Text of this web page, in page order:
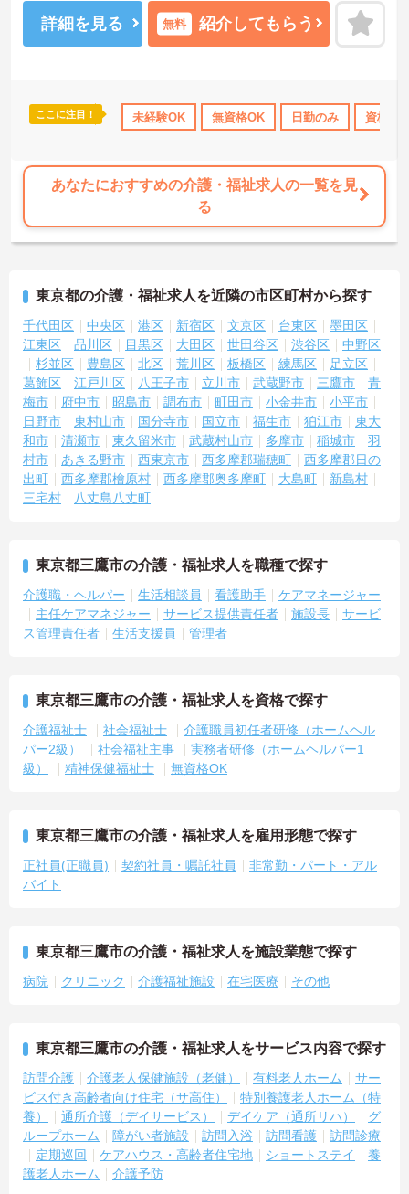
ポート 研修制度あり 産休･育休･介護休暇取得実績あり 高収
＜電動自転車でラクラク移動！身体への負担を軽減＞会社から1人1
台、専用の電動自転車が支給されます（一部例外あり）。お客様の
ご自宅への移動が快適になるだけでなく、貸与された自転車での通
す。賞与は年2回あり、資格手当や土日出勤手当も充実。キャリアパ
スも明確で、管理者へのステップアップなど、頑張りに応じて収入
詳細を見る 無料 紹介してもらう
ここに注目！ 未経験OK 無資格OK 日勤のみ 資格取
あなたにおすすめの介護・福祉求人の一覧を見
る
東京都の介護・福祉求人を近隣の市区町村から探す
千代田区 中央区 港区 新宿区 文京区 台東区
墨田区
江東区
品川区 目黒区 大田区 世田谷区 渋谷区
中野区
杉並区
豊島区 北区 荒川区 板橋区 練馬区
足立区
葛飾区
江戸川区 八王子市 立川市 武蔵野市 三鷹市
青
梅市
府中市 昭島市 調布市 町田市 小金井市
小平市
日野市
東村山市 国分寺市 国立市 福生市 狛江市
東大
和市
清瀬市 東久留米市 武蔵村山市 多摩市 稲城市
羽
村市
あきる野市 西東京市 西多摩郡瑞穂町
西多摩郡日の
出町
西多摩郡檜原村 西多摩郡奥多摩町 大島町
新島村
三宅村
八丈島八丈町
東京都三鷹市の介護・福祉求人を職種で探す
介護職・ヘルパー 生活相談員 看護助手
ケアマネージャー
主任ケアマネジャー
サービス提供責任者 施設長
サービ
ス管理責任者
生活支援員 管理者
東京都三鷹市の介護・福祉求人を資格で探す
介護福祉士 社会福祉士
介護職員初任者研修（ホームヘル
パー2級）
社会福祉主事
実務者研修（ホームヘルパー1
級）
精神保健福祉士 無資格OK
東京都三鷹市の介護・福祉求人を雇用形態で探す
正社員(正職員) 契約社員・嘱託社員
非常勤・パート・アル
バイト
東京都三鷹市の介護・福祉求人を施設業態で探す
病院 クリニック 介護福祉施設 在宅医療 その他
東京都三鷹市の介護・福祉求人をサービス内容で探す
訪問介護 介護老人保健施設（老健） 有料老人ホーム
サー
ビス付き高齢者向け住宅（サ高住）
特別養護老人ホーム（特
養）
通所介護（デイサービス） デイケア（通所リハ）
グ
ループホーム
障がい者施設 訪問入浴 訪問看護
訪問診療
定期巡回
ケアハウス・高齢者住宅地 ショートステイ
養
護老人ホーム
介護予防